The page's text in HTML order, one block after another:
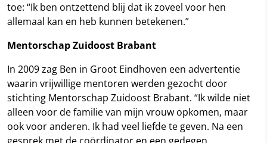
toe: “Ik ben ontzettend blij dat ik zoveel voor hen
allemaal kan en heb kunnen betekenen.”
Mentorschap Zuidoost Brabant
In 2009 zag Ben in Groot Eindhoven een advertentie
waarin vrijwillige mentoren werden gezocht door
stichting Mentorschap Zuidoost Brabant. “Ik wilde niet
alleen voor de familie van mijn vrouw opkomen, maar
ook voor anderen. Ik had veel liefde te geven. Na een